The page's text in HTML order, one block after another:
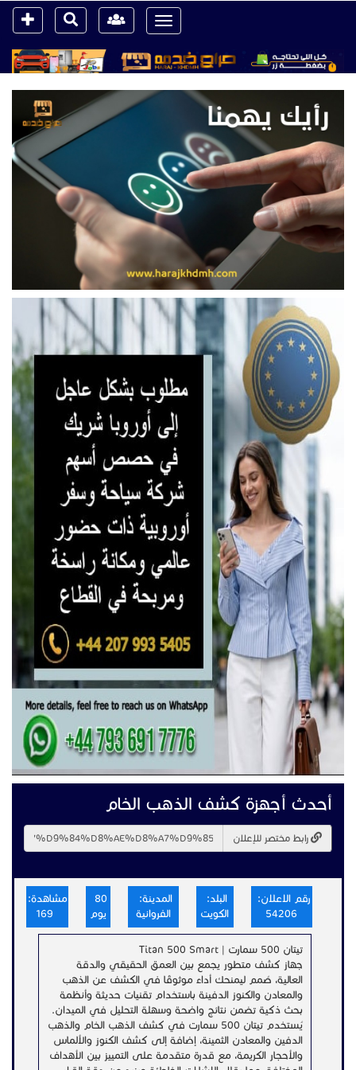
Toggle
navigation
أحدث أجهزة كشف الذهب الخام
رابط مختصر للإعلان
رقم الاعلان:
54206
البلد:
الكويت
المدينة:
الفروانية
يوم
مشاهدة:
تيتان 500 سمارت | Titan 500 Smart
جهاز كشف متطور يجمع بين العمق الحقيقي والدقة
العالية، صُمم ليمنحك أداءً موثوقًا في الكشف عن الذهب
والمعادن والكنوز الدفينة باستخدام تقنيات حديثة وأنظمة
بحث ذكية تضمن نتائج واضحة وسهلة التحليل في الميدان.
يُستخدم تيتان 500 سمارت في كشف الذهب الخام والذهب
الدفين والمعادن الثمينة، إضافة إلى كشف الكنوز والألماس
والأحجار الكريمة، مع قدرة متقدمة على التمييز بين الأهداف